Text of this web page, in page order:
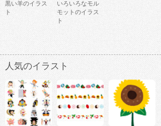
黒い羊のイラス
ト
いろいろなモル
モットのイラス
ト
人気のイラスト